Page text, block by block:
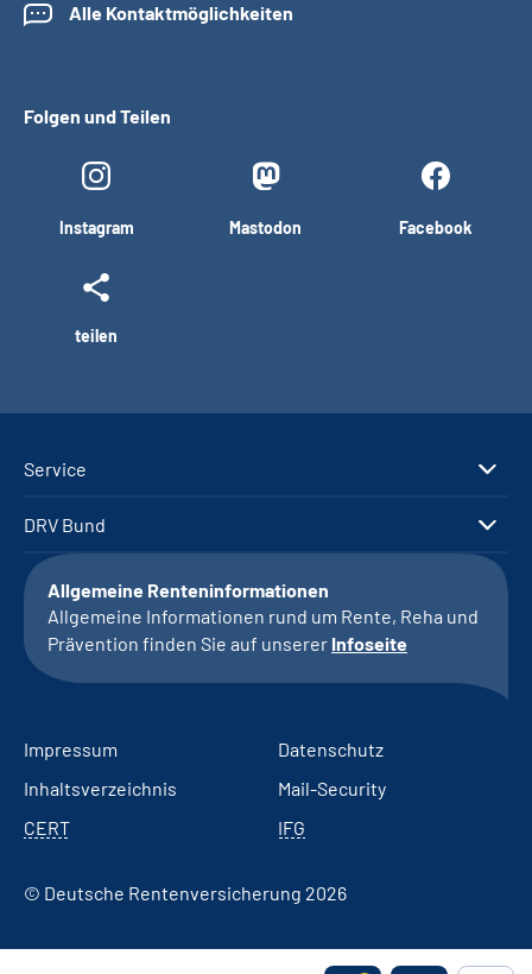
Alle Kontaktmöglichkeiten
Folgen und Teilen
Instagram Mastodon Facebook
teilen
Service
DRV Bund
Allgemeine Renteninformationen
Allgemeine Informationen rund um Rente, Reha und
Prävention finden Sie auf unserer Infoseite
Impressum
Datenschutz
Inhaltsverzeichnis
Mail-Security
CERT
IFG
© Deutsche Rentenversicherung 2026